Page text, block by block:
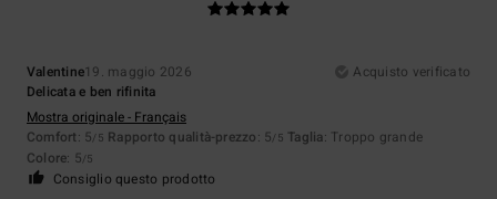
Valentine19. maggio 2026
Acquisto verificato
Delicata e ben rifinita
Mostra originale - Français
Comfort: 5/5 Rapporto qualità-prezzo: 5/5 Taglia: Troppo grande
Colore: 5/5
Consiglio questo prodotto